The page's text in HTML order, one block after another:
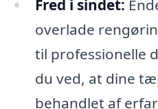
Fred i sindet:
overlade
til professionelle
du ved, at dine
behandlet af